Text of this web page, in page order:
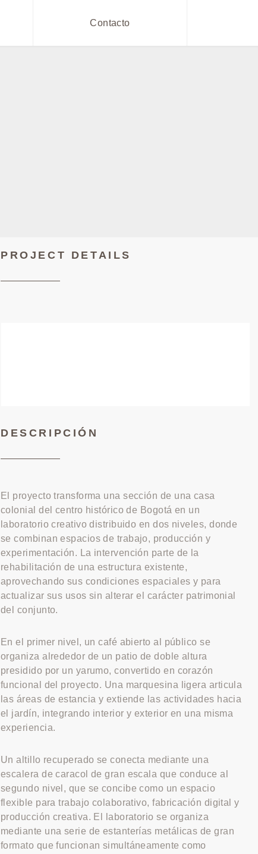
Contacto
PROJECT DETAILS
DESCRIPCIÓN
El proyecto transforma una sección de una casa
colonial del centro histórico de Bogotá en un
laboratorio creativo distribuido en dos niveles, donde
se combinan espacios de trabajo, producción y
experimentación. La intervención parte de la
rehabilitación de una estructura existente,
aprovechando sus condiciones espaciales y para
actualizar sus usos sin alterar el carácter patrimonial
del conjunto.
En el primer nivel, un café abierto al público se
organiza alrededor de un patio de doble altura
presidido por un yarumo, convertido en corazón
funcional del proyecto. Una marquesina ligera articula
las áreas de estancia y extiende las actividades hacia
el jardín, integrando interior y exterior en una misma
experiencia.
Un altillo recuperado se conecta mediante una
escalera de caracol de gran escala que conduce al
segundo nivel, que se concibe como un espacio
flexible para trabajo colaborativo, fabricación digital y
producción creativa. El laboratorio se organiza
mediante una serie de estanterías metálicas de gran
formato que funcionan simultáneamente como